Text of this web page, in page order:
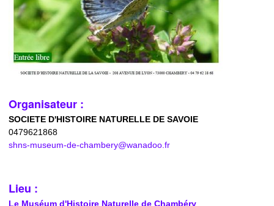
Organisateur :
SOCIETE D'HISTOIRE NATURELLE DE SAVOIE
0479621868
shns-museum-de-chambery@wanadoo.fr
Lieu :
Le Muséum d'Histoire Naturelle de Chambéry